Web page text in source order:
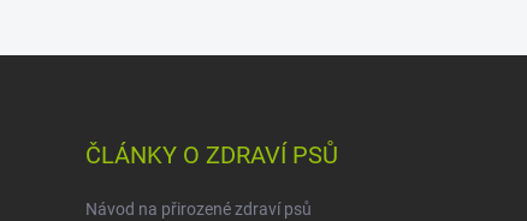
ČLÁNKY O ZDRAVÍ PSŮ
Návod na přirozené zdraví psů